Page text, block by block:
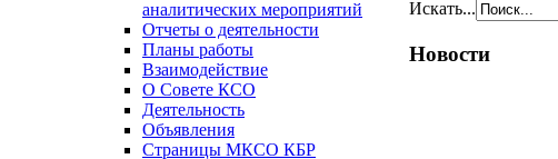
аналитических мероприятий
Отчеты о деятельности
Планы работы
Взаимодействие
О Совете КСО
Деятельность
Объявления
Страницы МКСО КБР
Искать...
Новости